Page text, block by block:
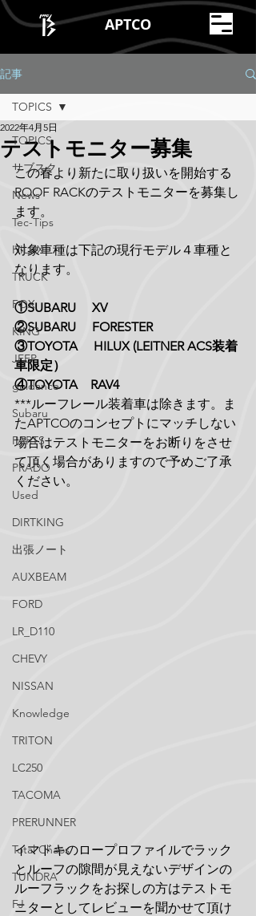
APTCO
記事
TOPICS
サブスク
News
Tec-Tips
HILUX
TRUCK
FOX
KING
JEEP
guidance
Subaru
PARTS
PRADO
Used
DIRTKING
出張ノート
AUXBEAM
FORD
LR_D110
CHEVY
NISSAN
Knowledge
TRITON
LC250
TACOMA
PRERUNNER
Total Chaos
TUNDRA
FJ
TOPICS
テストモニター募集
2022年4月5日
この春より新たに取り扱いを開始する
ROOF RACKのテストモニターを募集し
ます。
対象車種は下記の現行モデル４車種と
なります。
①SUBARU　 XV
②SUBARU　 FORESTER
③TOYOTA 　HILUX (LEITNER ACS装着
車限定）
④TOYOTA　RAV4
***ルーフレール装着車は除きます。ま
たAPTCOのコンセプトにマッチしない
場合はテストモニターをお断りをさせ
て頂く場合がありますので予めご了承
ください。
イマドキのロープロファイルでラック
とルーフの隙間が見えないデザインの
ルーフラックをお探しの方はテストモ
ニターとしてレビューを聞かせて頂け